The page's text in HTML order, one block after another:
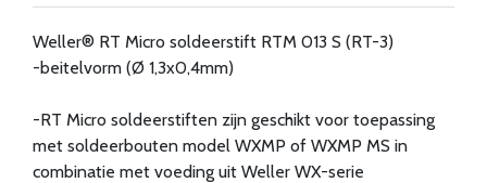
Weller® RT Micro soldeerstift RTM 013 S (RT-3)
-beitelvorm (Ø 1,3x0,4mm)
-RT Micro soldeerstiften zijn geschikt voor toepassing
met soldeerbouten model WXMP of WXMP MS in
combinatie met voeding uit Weller WX-serie